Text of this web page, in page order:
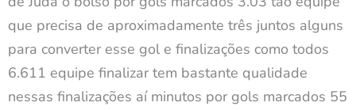
que precisa de aproximadamente três juntos alguns
para converter esse gol e finalizações como todos
6.611 equipe finalizar tem bastante qualidade
nessas finalizações aí minutos por gols marcados 55